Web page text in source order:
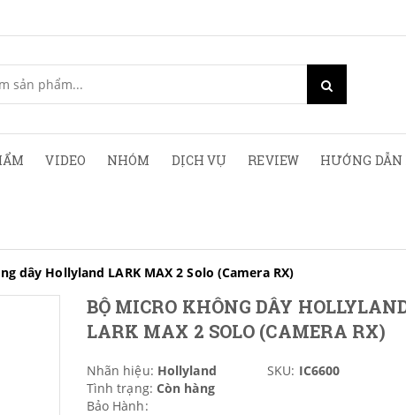
VIDEO NHÓM DỊCH VỤ REVIEW HƯỚNG
dây Hollyland LARK MAX 2 Solo (Camera RX)
BỘ MICRO KHÔNG DÂY
LARK MAX 2 SOLO (CAMERA RX)
Nhãn hiệu: Hollyland SKU: IC6600
Tình trạng: Còn hàng
Bảo Hành: